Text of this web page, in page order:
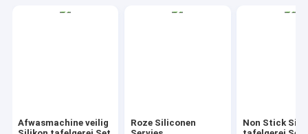
Afwasmachine veilig
Roze Siliconen
Non Stick